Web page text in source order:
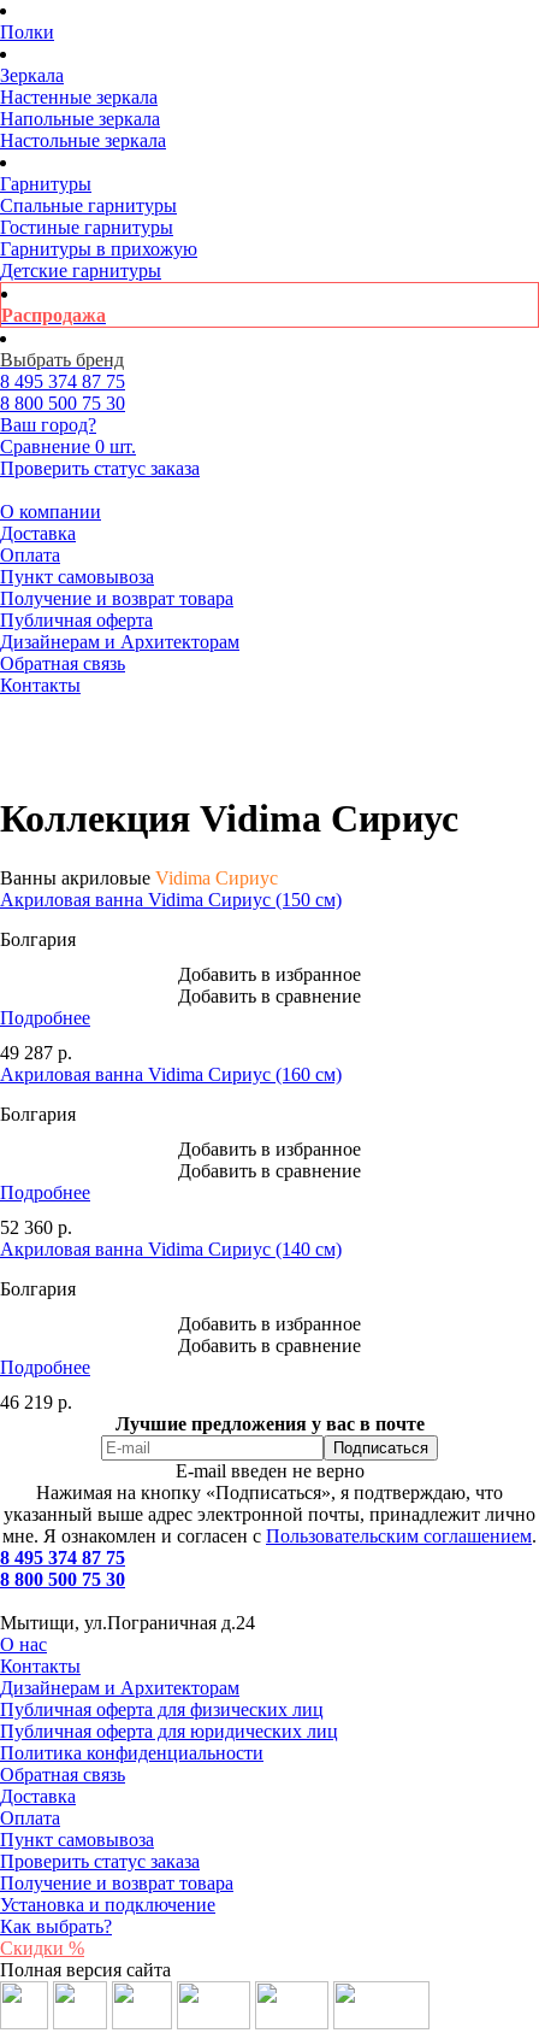
Полки
Зеркала
Настенные зеркала
Напольные зеркала
Настольные зеркала
Гарнитуры
Спальные гарнитуры
Гостиные гарнитуры
Гарнитуры в прихожую
Детские гарнитуры
Распродажа
Выбрать бренд
8 495 374 87 75
8 800 500 75 30
Ваш город?
Сравнение 0 шт.
Проверить статус заказа
О компании
Доставка
Оплата
Пункт самовывоза
Получение и возврат товара
Публичная оферта
Дизайнерам и Архитекторам
Обратная связь
Контакты
Коллекция Vidima Сириус
Ванны акриловые Vidima Сириус
Акриловая ванна Vidima Сириус (150 см)
Болгария
Добавить в избранное
Добавить в сравнение
Подробнее
49 287 р.
Акриловая ванна Vidima Сириус (160 см)
Болгария
Добавить в избранное
Добавить в сравнение
Подробнее
52 360 р.
Акриловая ванна Vidima Сириус (140 см)
Болгария
Добавить в избранное
Добавить в сравнение
Подробнее
46 219 р.
Лучшие предложения у вас в почте
E-mail введен не верно
Нажимая на кнопку «Подписаться», я подтверждаю, что
указанный выше адрес электронной почты, принадлежит лично
мне. Я ознакомлен и согласен с Пользовательским соглашением.
8 495 374 87 75
8 800 500 75 30
Мытищи, ул.Пограничная д.24
О нас
Контакты
Дизайнерам и Архитекторам
Публичная оферта для физических лиц
Публичная оферта для юридических лиц
Политика конфиденциальности
Обратная связь
Доставка
Оплата
Пункт самовывоза
Проверить статус заказа
Получение и возврат товара
Установка и подключение
Как выбрать?
Скидки %
Полная версия сайта